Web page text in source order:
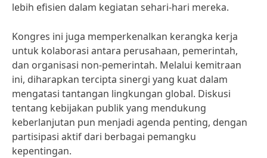
lebih efisien dalam kegiatan sehari-hari mereka.
Kongres ini juga memperkenalkan kerangka kerja
untuk kolaborasi antara perusahaan, pemerintah,
dan organisasi non-pemerintah. Melalui kemitraan
ini, diharapkan tercipta sinergi yang kuat dalam
mengatasi tantangan lingkungan global. Diskusi
tentang kebijakan publik yang mendukung
keberlanjutan pun menjadi agenda penting, dengan
partisipasi aktif dari berbagai pemangku
kepentingan.